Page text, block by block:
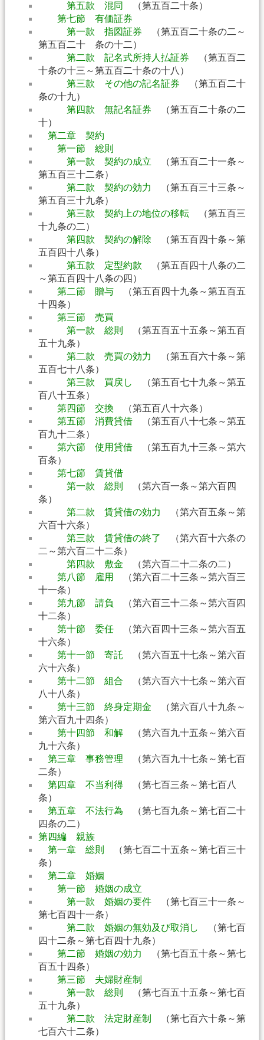
第五款 混同
（第五百二十条）
第七節 有価証券
第一款 指図証券 （第五百二十条の二～
第五百二十 条の十二）
第二款 記名式所持人払証券 （第五百二
十条の十三～第五百二十条の十八）
第三款 その他の記名証券 （第五百二十
条の十九）
第四款 無記名証券 （第五百二十条の二
十）
第二章 契約
第一節 総則
第一款 契約の成立 （第五百二十一条～
第五百三十二条）
第二款 契約の効力
（第五百三十三条～
第五百三十九条）
第三款 契約上の地位の移転 （第五百三
十九条の二）
第四款 契約の解除 （第五百四十条～第
五百四十八条）
第五款 定型約款 （第五百四十八条の二
～第五百四十八条の四）
第二節 贈与 （第五百四十九条～第五百五
十四条）
第三節 売買
第一款 総則
（第五百五十五条～第五百
五十九条）
第二款 売買の効力
（第五百六十条～第
五百七十八条）
第三款 買戻し
（第五百七十九条～第五
百八十五条）
第四節 交換 （第五百八十六条）
第五節 消費貸借 （第五百八十七条～第五
百九十二条）
第六節 使用貸借 （第五百九十三条～第六
百条）
第七節 賃貸借
第一款 総則
（第六百一条～第六百四
条）
第二款 賃貸借の効力
（第六百五条～第
六百十六条）
第三款 賃貸借の終了
（第六百十六条の
二～第六百二十二条）
第四款 敷金 （第六百二十二条の二）
第八節 雇用
（第六百二十三条～第六百三
十一条）
第九節 請負
（第六百三十二条～第六百四
十二条）
第十節 委任 （第六百四十三条～第六百五
十六条）
第十一節 寄託 （第六百五十七条～第六百
六十六条）
第十二節 組合 （第六百六十七条～第六百
八十八条）
第十三節 終身定期金 （第六百八十九条～
第六百九十四条）
第十四節 和解 （第六百九十五条～第六百
九十六条）
第三章 事務管理 （第六百九十七条～第七百
二条）
第四章 不当利得 （第七百三条～第七百八
条）
第五章 不法行為 （第七百九条～第七百二十
四条の二）
第四編 親族
第一章 総則
（第七百二十五条～第七百三十
条）
第二章 婚姻
第一節 婚姻の成立
第一款 婚姻の要件 （第七百三十一条～
第七百四十一条）
第二款 婚姻の無効及び取消し
（第七百
四十二条～第七百四十九条）
第二節 婚姻の効力
（第七百五十条～第七
百五十四条）
第三節 夫婦財産制
第一款 総則
（第七百五十五条～第七百
五十九条）
第二款 法定財産制
（第七百六十条～第
七百六十二条）